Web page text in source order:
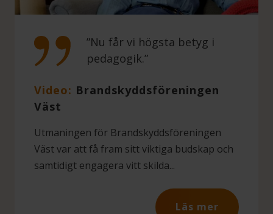
”Nu får vi högsta betyg i
pedagogik.”
Video: Brandskyddsföreningen
Väst
Utmaningen för Brandskyddsföreningen
Väst var att få fram sitt viktiga budskap och
samtidigt engagera vitt skilda...
Läs mer